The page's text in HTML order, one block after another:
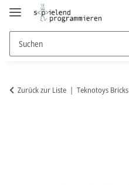
Zurück zur Liste Teknotoys Bricks